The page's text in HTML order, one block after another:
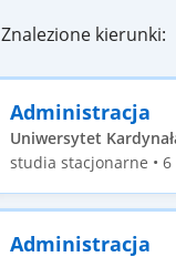
Znalezione kierunki:
Administracja
Uniwersytet
studia stacjonarne •
Administracja